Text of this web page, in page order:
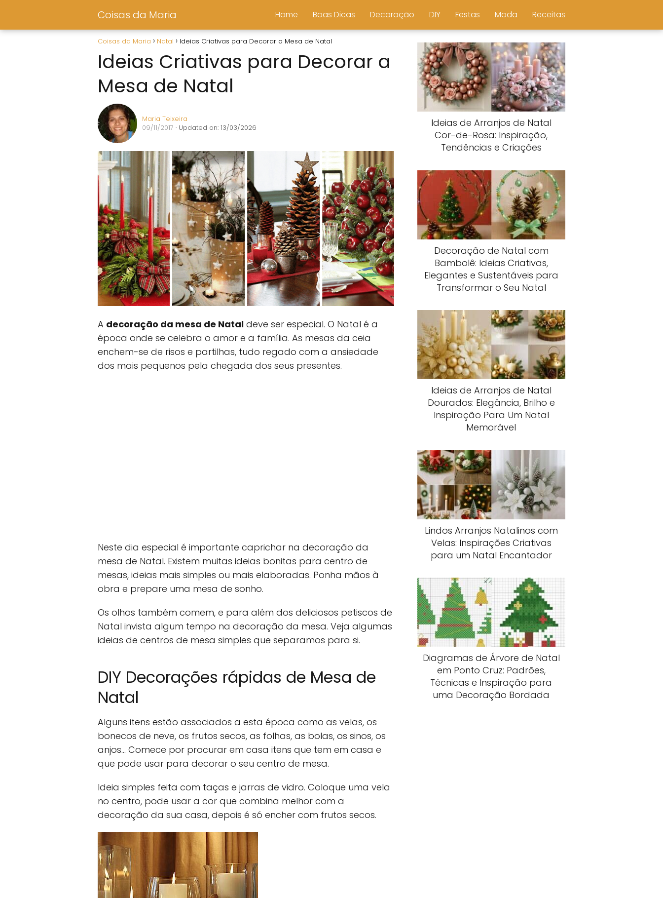
Coisas da Maria Home Boas Dicas Decoração DIY Festas Moda Receitas
Coisas da Maria Natal Ideias Criativas para Decorar a Mesa de Natal
Ideias Criativas para Decorar a
Mesa de Natal
Maria Teixeira
09/11/2017 · Updated on: 13/03/2026
A decoração da mesa de Natal deve ser especial. O Natal é a
época onde se celebra o amor e a família. As mesas da ceia
enchem-se de risos e partilhas, tudo regado com a ansiedade
dos mais pequenos pela chegada dos seus presentes.
Neste dia especial é importante caprichar na decoração da
mesa de Natal. Existem muitas ideias bonitas para centro de
mesas, ideias mais simples ou mais elaboradas. Ponha mãos à
obra e prepare uma mesa de sonho.
Os olhos também comem, e para além dos deliciosos petiscos de
Natal invista algum tempo na decoração da mesa. Veja algumas
ideias de centros de mesa simples que separamos para si.
DIY Decorações rápidas de Mesa de
Natal
Alguns itens estão associados a esta época como as velas, os
bonecos de neve, os frutos secos, as folhas, as bolas, os sinos, os
anjos… Comece por procurar em casa itens que tem em casa e
que pode usar para decorar o seu centro de mesa.
Ideia simples feita com taças e jarras de vidro. Coloque uma vela
no centro, pode usar a cor que combina melhor com a
decoração da sua casa, depois é só encher com frutos secos.
Ideias de Arranjos de Natal
Cor-de-Rosa: Inspiração,
Tendências e Criações
Decoração de Natal com
Bambolê: Ideias Criativas,
Elegantes e Sustentáveis para
Transformar o Seu Natal
Ideias de Arranjos de Natal
Dourados: Elegância, Brilho e
Inspiração Para Um Natal
Memorável
Lindos Arranjos Natalinos com
Velas: Inspirações Criativas
para um Natal Encantador
Diagramas de Árvore de Natal
em Ponto Cruz: Padrões,
Técnicas e Inspiração para
uma Decoração Bordada